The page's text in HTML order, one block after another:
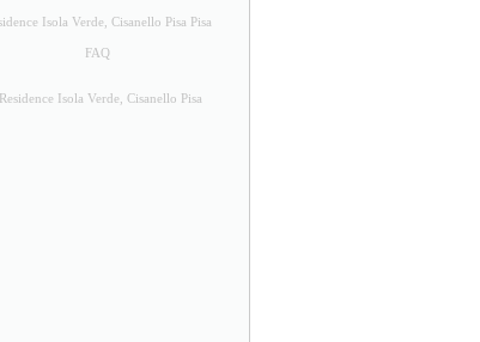
Isola Verde, Cisanello Pisa Pisa
FAQ
Isola Verde, Cisanello Pisa